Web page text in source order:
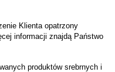
Klienta opatrzony
informacji znajdą Państwo
produktów srebrnych i